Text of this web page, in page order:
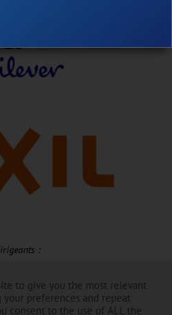
:
de la Toilet Board Coalition et ne
to give you the most relevant
preferences and repeat
consent to the use of ALL the